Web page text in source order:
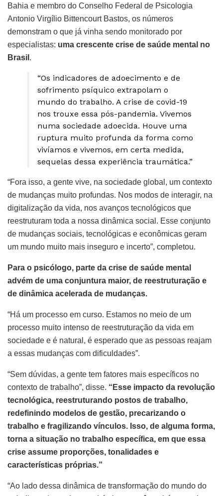
Bahia e membro do Conselho Federal de Psicologia
Antonio Virgílio Bittencourt Bastos, os números
demonstram o que já vinha sendo monitorado por
especialistas: uma crescente crise de saúde mental no
Brasil .
“Os indicadores de adoecimento e de
sofrimento psíquico extrapolam o
mundo do trabalho. A crise de covid-19
nos trouxe essa pós-pandemia. Vivemos
numa sociedade adoecida. Houve uma
ruptura muito profunda da forma como
vivíamos e vivemos, em certa medida,
sequelas dessa experiência traumática.”
“Fora isso, a gente vive, na sociedade global, um contexto
de mudanças muito profundas. Nos modos de interagir, na
digitalização da vida, nos avanços tecnológicos que
reestruturam toda a nossa dinâmica social. Esse conjunto
de mudanças sociais, tecnológicas e econômicas geram
um mundo muito mais inseguro e incerto”, completou.
Para o psicólogo, parte da crise de saúde mental
advém de uma conjuntura maior, de reestruturação e
de dinâmica acelerada de mudanças.
“Há um processo em curso. Estamos no meio de um
processo muito intenso de reestruturação da vida em
sociedade e é natural, é esperado que as pessoas reajam
a essas mudanças com dificuldades”.
“Sem dúvidas, a gente tem fatores mais específicos no
contexto de trabalho”, disse. “Esse impacto da revolução
tecnológica, reestruturando postos de trabalho,
redefinindo modelos de gestão, precarizando o
trabalho e fragilizando vínculos. Isso, de alguma forma,
torna a situação no trabalho específica, em que essa
crise assume proporções, tonalidades e
características próprias.”
“Ao lado dessa dinâmica de transformação do mundo do